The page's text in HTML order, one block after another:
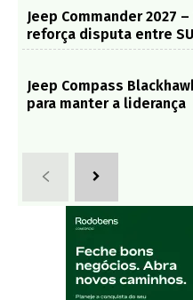
Jeep Commander 2027
reforça disputa entre
Jeep Compass
para manter a liderança